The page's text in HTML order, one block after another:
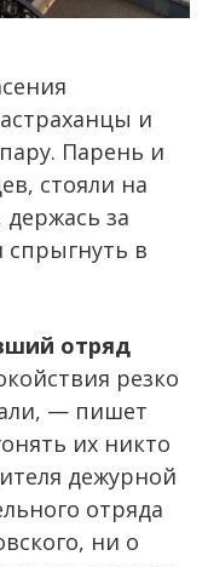
и
Парень и
стояли на
за
спрыгнуть в
отряд
резко
— пишет
их никто
дежурной
отряда
ни о